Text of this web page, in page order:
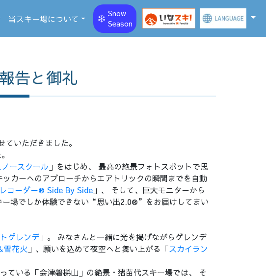
当スキー場について
Snow
Season
告と御礼
いただきました。
ースクール 」をはじめ、 最高の絶景フォトスポットで思
カーへのアプローチからエアトリックの瞬間までを自動
コーダー® Side By Side 」、 そして、巨大モニターから
ー場でしか体験できない“思い出2.0®”をお届けしてまい
ゲレンデ 」。 みなさんと一緒に光を掲げながらゲレンデ
雪花火 」、願いを込めて夜空へと舞い上がる「スカイラン
ている「会津磐梯山」の絶景・猪苗代スキー場では、 そ